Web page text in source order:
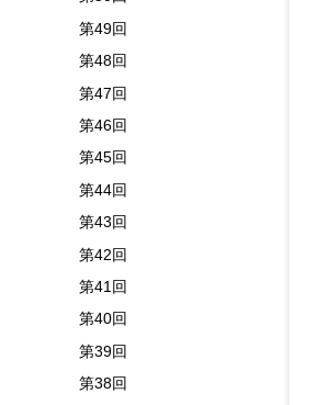
第49回
第48回
第47回
第46回
第45回
第44回
第43回
第42回
第41回
第40回
第39回
第38回